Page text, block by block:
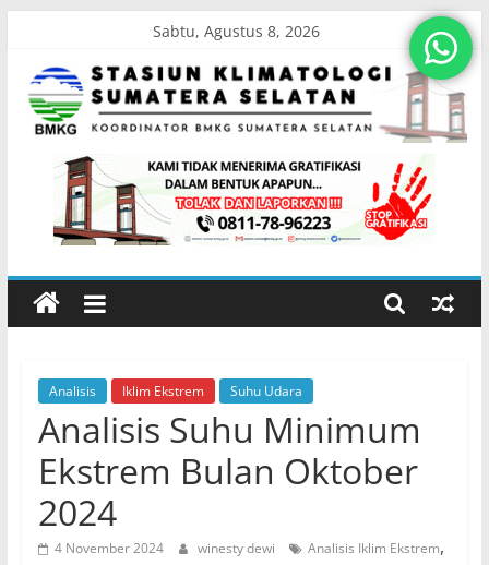
content
Sabtu, Agustus 8, 2026
Stasiun
Klimatologi
Sumatera
Koordinator
BMKG
Sumatera
Selatan
Analisis Iklim Ekstrem Suhu Udara
Analisis Suhu Minimum
Ekstrem Bulan Oktober
2024
4 November 2024 winesty dewi Analisis Iklim Ekstrem,